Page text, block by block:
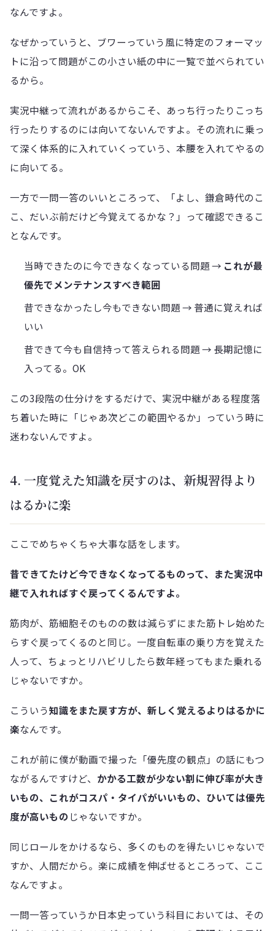
なんですよ。
なぜかっていうと、ブワーっていう風に特定のフォーマッ
トに沿って問題がこの小さい紙の中に一覧で並べられてい
るから。
実況中継って流れがあるからこそ、あっち行ったりこっち
行ったりするのには向いてないんですよ。その流れに乗っ
て深く体系的に入れていくっていう、本腰を入れてやるの
に向いてる。
一方で一問一答のいいところって、「よし、鎌倉時代のこ
こ、だいぶ前だけど今覚えてるかな？」って確認できるこ
となんです。
当時できたのに今できなくなっている問題 → これが最
優先でメンテナンスすべき範囲
昔できなかったし今もできない問題 → 普通に覚えれば
いい
昔できて今も自信持って答えられる問題 → 長期記憶に
入ってる。OK
この3段階の仕分けをするだけで、実況中継がある程度落
ち着いた時に「じゃあ次どこの範囲やるか」っていう時に
迷わないんですよ。
4. 一度覚えた知識を戻すのは、新規習得より
はるかに楽
ここでめちゃくちゃ大事な話をします。
昔できてたけど今できなくなってるものって、また実況中
継で入れればすぐ戻ってくるんですよ。
筋肉が、筋細胞そのものの数は減らずにまた筋トレ始めた
らすぐ戻ってくるのと同じ。一度自転車の乗り方を覚えた
人って、ちょっとリハビリしたら数年経ってもまた乗れる
じゃないですか。
こういう知識をまた戻す方が、新しく覚えるよりはるかに
楽なんです。
これが前に僕が動画で撮った「優先度の観点」の話にもつ
ながるんですけど、 かかる工数が少ない割に伸び率が大き
いもの、これがコスパ・タイパがいいもの、ひいては優先
度が高いもの じゃないですか。
同じロールをかけるなら、多くのものを得たいじゃないで
すか、人間だから。楽に成績を伸ばせるところって、ここ
なんですよ。
一問一答っていうか日本史っていう科目においては、その